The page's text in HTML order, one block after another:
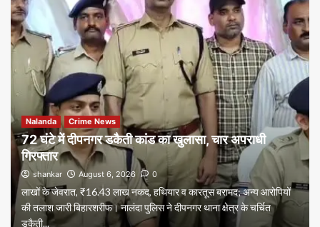
Nalanda Crime News
72 घंटे में दीपनगर डकैती कांड का खुलासा, चार अपराधी
गिरफ्तार
shankar August 6, 2026 0
लाखों के जेवरात, ₹16.43 लाख नकद, हथियार व कारतूस बरामद; अन्य आरोपियों
की तलाश जारी बिहारशरीफ। नालंदा पुलिस ने दीपनगर थाना क्षेत्र के चर्चित
डकैती...